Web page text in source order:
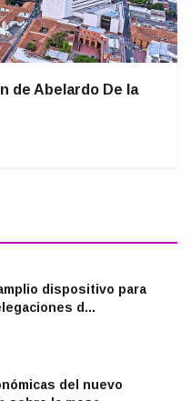
de Abelardo De la
dispositivo para
d...
del nuevo